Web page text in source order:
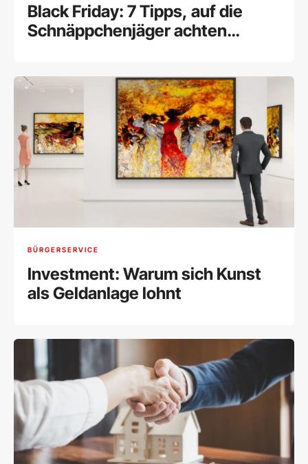
Black Friday: 7 Tipps, auf die
Schnäppchenjäger achten
BÜRGERSERVICE
Investment: Warum sich Kunst
als Geldanlage lohnt